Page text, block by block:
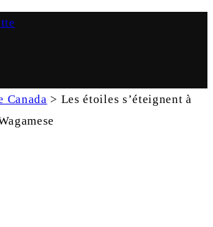
Canada > Les étoiles s’éteignent à